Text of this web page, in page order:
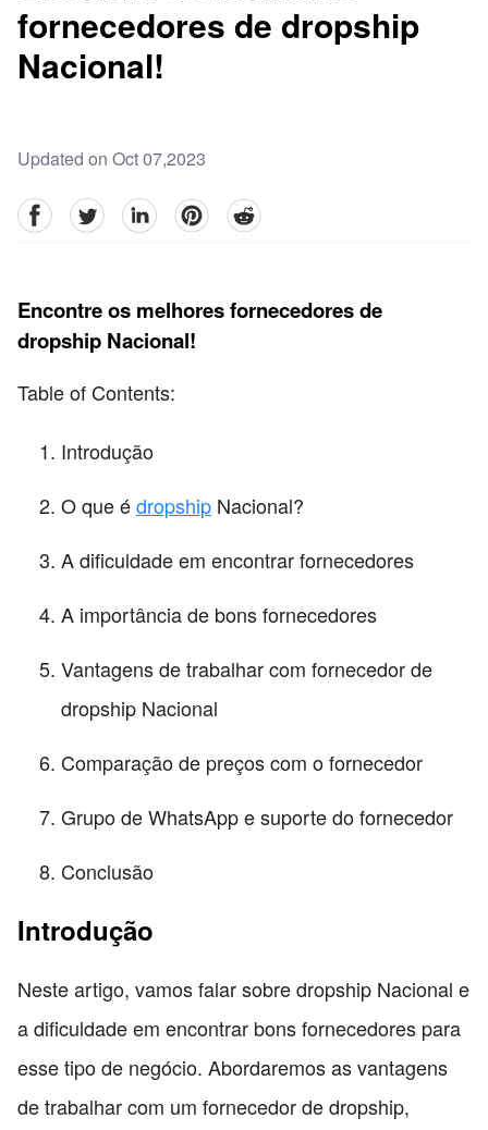
fornecedores de dropship
Nacional!
Updated on Oct 07,2023
facebookTwitter linkedinpinterestreddit
Encontre os melhores fornecedores de
dropship Nacional!
Table of Contents:
Introdução
O que édropship Nacional?
A dificuldade em encontrar fornecedores
A importância de bons fornecedores
Vantagens de trabalhar com fornecedor de
dropship Nacional
Comparação de preços com o fornecedor
Grupo de WhatsApp e suporte do fornecedor
Conclusão
Introdução
Neste artigo, vamos falar sobre dropship Nacional e
a dificuldade em encontrar bons fornecedores para
esse tipo de negócio. Abordaremos as vantagens
de trabalhar com um fornecedor de dropship,